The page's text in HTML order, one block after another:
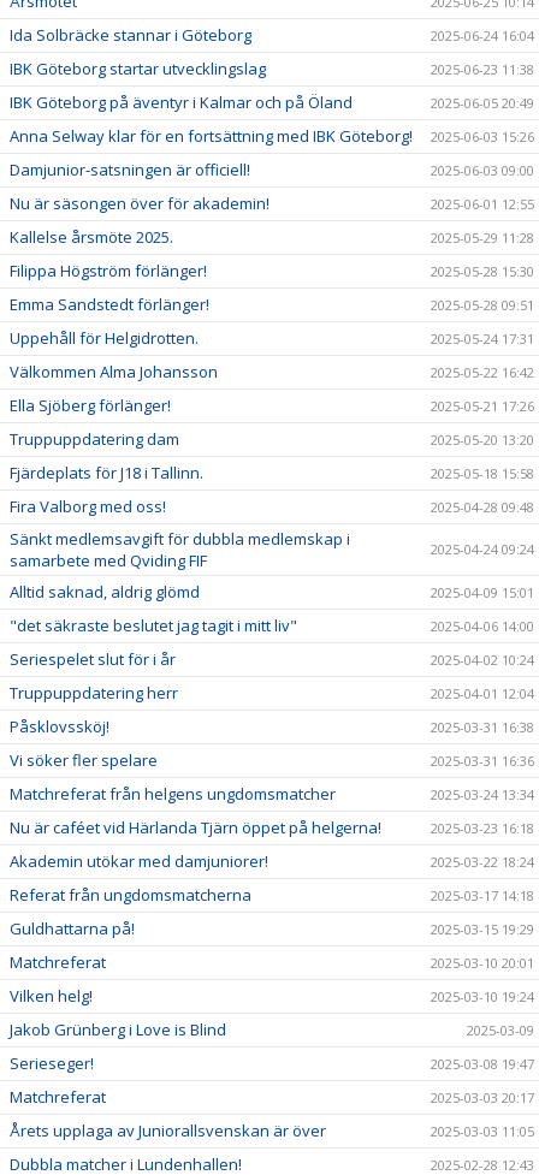
Ida Solbräcke stannar i Göteborg 2025-06-24 16:04
IBK Göteborg startar utvecklingslag 2025-06-23 11:38
IBK Göteborg på äventyr i Kalmar och på Öland 2025-06-05 20:49
Anna Selway klar för en fortsättning med IBK Göteborg! 2025-06-03 15:26
Damjunior-satsningen är officiell! 2025-06-03 09:00
Nu är säsongen över för akademin! 2025-06-01 12:55
Kallelse årsmöte 2025. 2025-05-29 11:28
Filippa Högström förlänger! 2025-05-28 15:30
Emma Sandstedt förlänger! 2025-05-28 09:51
Uppehåll för Helgidrotten. 2025-05-24 17:31
Välkommen Alma Johansson 2025-05-22 16:42
Ella Sjöberg förlänger! 2025-05-21 17:26
Truppuppdatering dam 2025-05-20 13:20
Fjärdeplats för J18 i Tallinn. 2025-05-18 15:58
Fira Valborg med oss! 2025-04-28 09:48
Sänkt medlemsavgift för dubbla medlemskap i
samarbete med Qviding FIF
2025-04-24 09:24
Alltid saknad, aldrig glömd 2025-04-09 15:01
"det säkraste beslutet jag tagit i mitt liv" 2025-04-06 14:00
Seriespelet slut för i år 2025-04-02 10:24
Truppuppdatering herr 2025-04-01 12:04
Påsklovssköj! 2025-03-31 16:38
Vi söker fler spelare 2025-03-31 16:36
Matchreferat från helgens ungdomsmatcher 2025-03-24 13:34
Nu är caféet vid Härlanda Tjärn öppet på helgerna! 2025-03-23 16:18
Akademin utökar med damjuniorer! 2025-03-22 18:24
Referat från ungdomsmatcherna 2025-03-17 14:18
Guldhattarna på! 2025-03-15 19:29
Matchreferat 2025-03-10 20:01
Vilken helg! 2025-03-10 19:24
Jakob Grünberg i Love is Blind 2025-03-09
Serieseger! 2025-03-08 19:47
Matchreferat 2025-03-03 20:17
Årets upplaga av Juniorallsvenskan är över 2025-03-03 11:05
Dubbla matcher i Lundenhallen! 2025-02-28 12:43